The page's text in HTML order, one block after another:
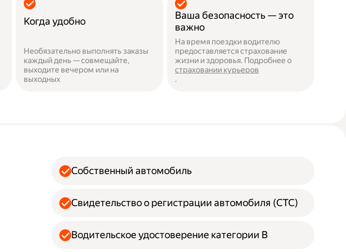
Когда удобно
Необязательно выполнять заказы
каждый день — совмещайте,
выходите вечером или на
выходных
Ваша безопасность — это
важно
На время поездки водителю
предоставляется страхование
жизни и здоровья. Подробнее о
страховании курьеров
.
Собственный автомобиль
Свидетельство о регистрации автомобиля (СТС)
Водительское удостоверение категории B